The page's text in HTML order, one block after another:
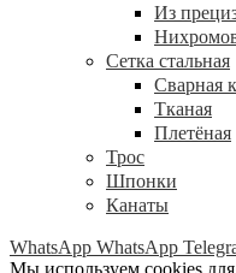
Из
Сетка стальная
Сварная
Тканая
Плетёная
Трос
Шпонки
Канаты
WhatsApp WhatsApp
Мы используем cookies